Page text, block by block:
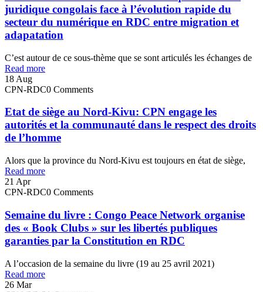
juridique congolais face à l’évolution rapide du
secteur du numérique en RDC entre migration et
adapatation
C’est autour de ce sous-thème que se sont articulés les échanges de
Read more
18 Aug
CPN-RDC0 Comments
Etat de siège au Nord-Kivu: CPN engage les
autorités et la communauté dans le respect des droits
de l’homme
Alors que la province du Nord-Kivu est toujours en état de siège,
Read more
21 Apr
CPN-RDC0 Comments
Semaine du livre : Congo Peace Network organise
des « Book Clubs » sur les libertés publiques
garanties par la Constitution en RDC
A l’occasion de la semaine du livre (19 au 25 avril 2021)
Read more
26 Mar